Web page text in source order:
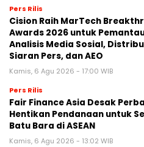
Pers Rilis
Cision Raih MarTech
Awards 2026 untuk
Analisis Media Sosial,
Siaran Pers, dan AEO
Kamis, 6 Agu 2026 - 17:00 WIB
Pers Rilis
Fair Finance Asia Desak
Hentikan Pendanaan untuk
Batu Bara di ASEAN
Kamis, 6 Agu 2026 - 13:02 WIB